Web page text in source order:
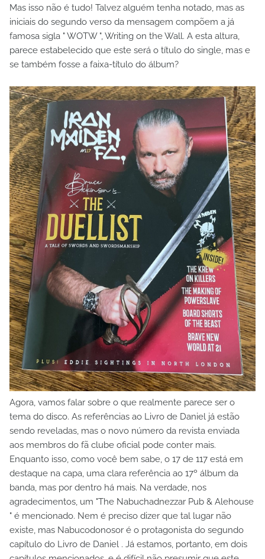
Mas isso não é tudo! Talvez alguém tenha notado, mas as
iniciais do segundo verso da mensagem compõem a já
famosa sigla " WOTW ", Writing on the Wall. A esta altura,
parece estabelecido que este será o título do single, mas e
se também fosse a faixa-título do álbum?
Agora, vamos falar sobre o que realmente parece ser o
tema do disco. As referências ao Livro de Daniel já estão
sendo reveladas, mas o novo número da revista enviada
aos membros do fã clube oficial pode conter mais.
Enquanto isso, como você bem sabe, o 17 de 117 está em
destaque na capa, uma clara referência ao 17º álbum da
banda, mas por dentro há mais. Na verdade, nos
agradecimentos, um "The Nabuchadnezzar Pub & Alehouse
" é mencionado. Nem é preciso dizer que tal lugar não
existe, mas Nabucodonosor é o protagonista do segundo
capítulo do Livro de Daniel . Já estamos, portanto, em dois